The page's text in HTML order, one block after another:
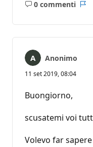
0 commenti
Nessun
Anonimo
11 set 2019, 08:04
Buongiorno,
scusatemi voi
Volevo far